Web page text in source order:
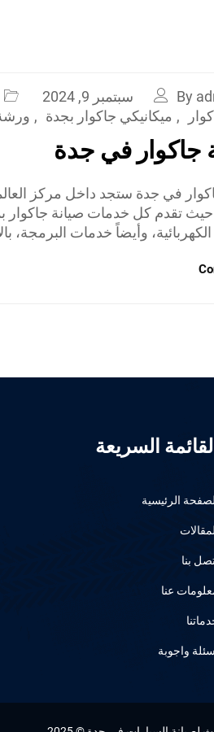
By سبتمبر 9, 2024
, ميكانيكي جاكوار بجدة ,
جاكوار في جدة
في جدة ستجد داخل مركز
تقدم كل خدمات صيانة جاكوار
وأيضاً خدمات البرمجة،
السريعة
الرئيسية
بنا
عنا
واجوبة